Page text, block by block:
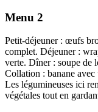
Menu 2
Petit-déjeuner : œufs
complet. Déjeuner :
verte. Dîner : soupe de
Collation : banane avec
Les légumineuses ici
végétales tout en